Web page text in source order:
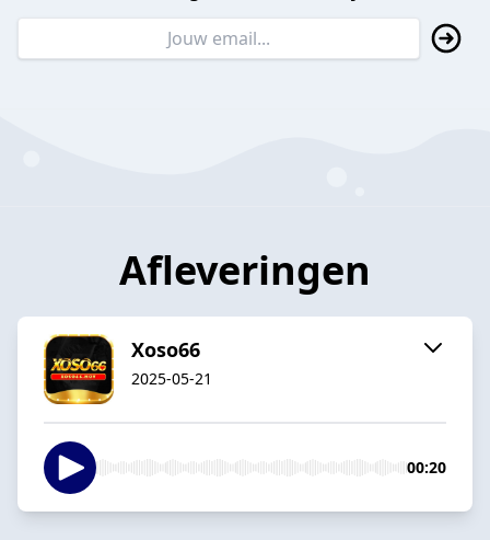
Afleveringen
Xoso66
2025-05-21
00:20